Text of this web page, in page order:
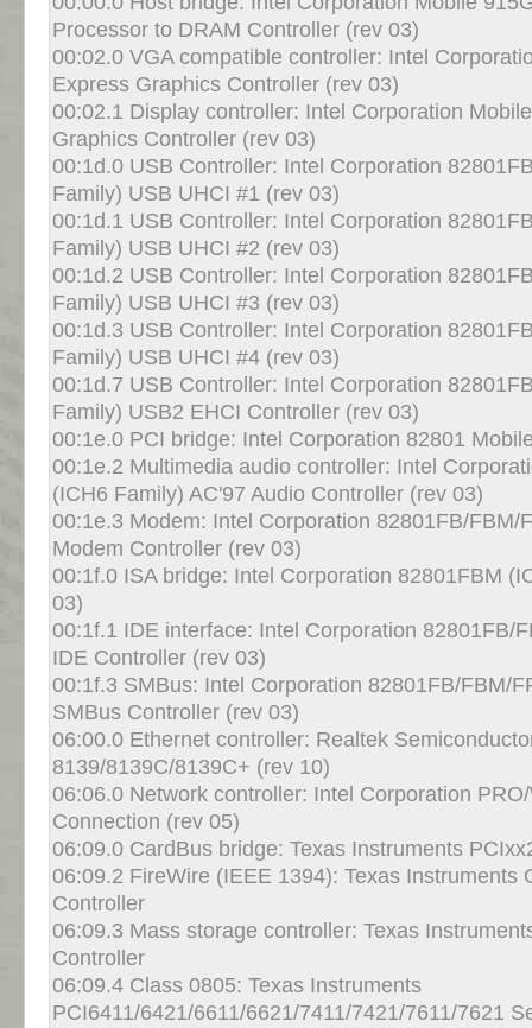
Processor to DRAM Controller (rev 03)
00:02.0 VGA compatible controller: Intel
Express Graphics Controller (rev 03)
00:02.1 Display controller: Intel Corporation
Graphics Controller (rev 03)
00:1d.0 USB Controller: Intel Corporation
Family) USB UHCI #1 (rev 03)
00:1d.1 USB Controller: Intel Corporation
Family) USB UHCI #2 (rev 03)
00:1d.2 USB Controller: Intel Corporation
Family) USB UHCI #3 (rev 03)
00:1d.3 USB Controller: Intel Corporation
Family) USB UHCI #4 (rev 03)
00:1d.7 USB Controller: Intel Corporation
Family) USB2 EHCI Controller (rev 03)
00:1e.0 PCI bridge: Intel Corporation 82801
00:1e.2 Multimedia audio controller: Intel
(ICH6 Family) AC'97 Audio Controller (rev 03)
00:1e.3 Modem: Intel Corporation 82801FB/FBM/
Modem Controller (rev 03)
00:1f.0 ISA bridge: Intel Corporation 82801FBM
03)
00:1f.1 IDE interface: Intel Corporation 82801FB/
IDE Controller (rev 03)
00:1f.3 SMBus: Intel Corporation 82801FB/FBM/
SMBus Controller (rev 03)
06:00.0 Ethernet controller: Realtek
8139/8139C/8139C+ (rev 10)
06:06.0 Network controller: Intel Corporation
Connection (rev 05)
06:09.0 CardBus bridge: Texas Instruments
06:09.2 FireWire (IEEE 1394): Texas Instruments
Controller
06:09.3 Mass storage controller: Texas
Controller
06:09.4 Class 0805: Texas Instruments
PCI6411/6421/6611/6621/7411/7421/7611/7621